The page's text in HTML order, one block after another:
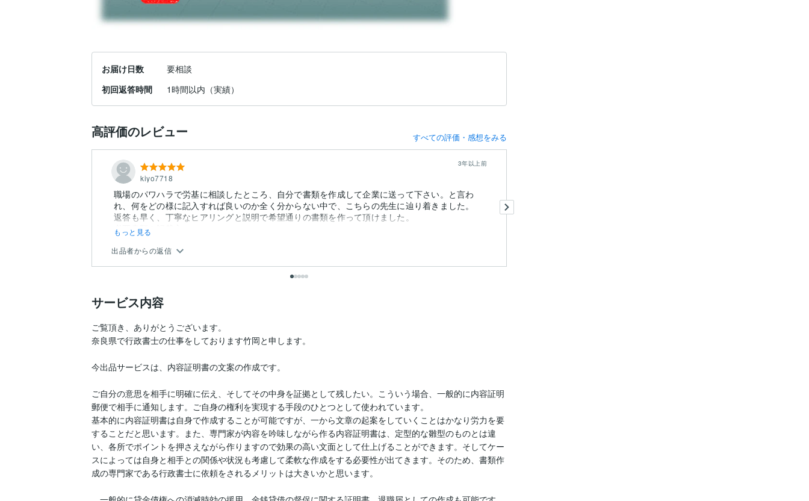
お届け日数
要相談
初回返答時間
1時間以内（実績）
高評価のレビュー すべての評価・感想をみる
kiyo7718
3年以上前
職場のパワハラで労基に相談したところ、自分で書類を作成して企業に送って下さい。と言わ
れ、何をどの様に記入すれば良いのか全く分からない中で、こちらの先生に辿り着きました。
返答も早く、丁寧なヒアリングと説明で希望通りの書類を作って頂けました。
必要書類や記載方...
もっと見る
出品者からの返信
サービス内容
ご覧頂き、ありがとうございます。
奈良県で行政書士の仕事をしております竹岡と申します。
今出品サービスは、内容証明書の文案の作成です。
ご自分の意思を相手に明確に伝え、そしてその中身を証拠として残したい。こういう場合、一般的に内容証明
郵便で相手に通知します。ご自身の権利を実現する手段のひとつとして使われています。
基本的に内容証明書は自身で作成することが可能ですが、一から文章の起案をしていくことはかなり労力を要
することだと思います。また、専門家が内容を吟味しながら作る内容証明書は、定型的な雛型のものとは違
い、各所でポイントを押さえながら作りますので効果の高い文面として仕上げることができます。そしてケー
スによっては自身と相手との関係や状況も考慮して柔軟な作成をする必要性が出てきます。そのため、書類作
成の専門家である行政書士に依頼をされるメリットは大きいかと思います。